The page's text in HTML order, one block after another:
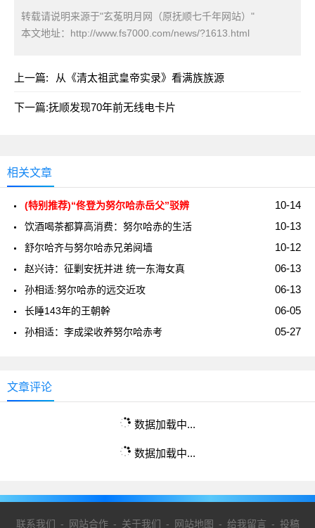
转载请说明来源于"玄菟明月网（原抚顺七千年网站）"
本文地址： http://www.fs7000.com/news/?1613.html
上一篇: 从《清太祖武皇帝实录》看满族族源
下一篇:抚顺发现70年前无线电卡片
相关文章
10-14
(特别推荐)“佟登为努尔哈赤岳父”驳辨
10-13
饮酒喝茶都算高消费：努尔哈赤的生活
10-12
舒尔哈齐与努尔哈赤兄弟阋墙
06-13
赵兴诗：征剿安抚并进 统一东海女真
06-13
孙相适:努尔哈赤的远交近攻
06-05
长睡143年的王朝幹
05-27
孙相适：李成梁收养努尔哈赤考
文章评论
数据加载中...
数据加载中...
联系我们 - 网站合作- 关于我们 - 网站地图 - 给我留言 - 投稿